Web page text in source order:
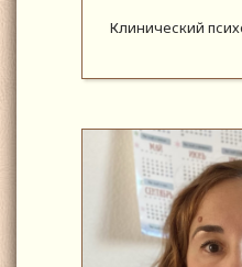
Клинический